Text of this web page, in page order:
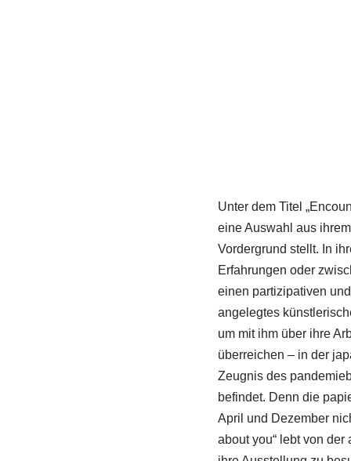
Unter dem Titel
eine Auswahl aus
Vordergrund stellt. In
Erfahrungen oder
einen partizipativen
angelegtes
um mit ihm über ihre
überreichen – in der
Zeugnis des
befindet. Denn die
April und Dezember
about you“ lebt von